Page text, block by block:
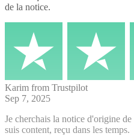
de la notice.
Karim from Trustpilot
Sep 7, 2025
Je cherchais la notice d'origine
suis content, reçu dans les temps.